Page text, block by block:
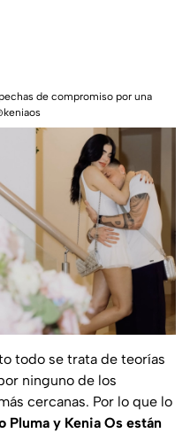
de compromiso por una
todo se trata de teorías
ninguno de los
cercanas. Por lo que lo
Pluma y Kenia Os están